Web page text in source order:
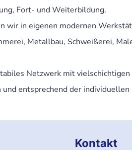
Fort- und Weiterbildung.
wir in eigenen modernen
Metallbau, Schweißerei,
Netzwerk mit
entsprechend der
Kontakt